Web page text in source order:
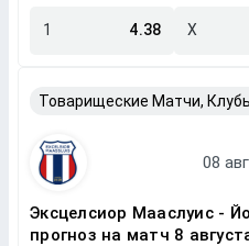
1 4.38 X
Эксцелсиор Мааслуис -
прогноз на матч 8